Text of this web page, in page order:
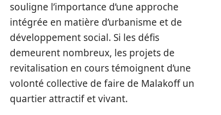
souligne l’importance d’une approche
intégrée en matière d’urbanisme et de
développement social. Si les défis
demeurent nombreux, les projets de
revitalisation en cours témoignent d’une
volonté collective de faire de Malakoff un
quartier attractif et vivant.